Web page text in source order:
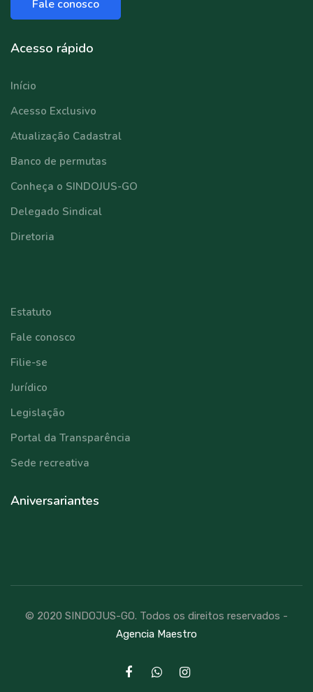
Fale conosco
Acesso rápido
Início
Acesso Exclusivo
Atualização Cadastral
Banco de permutas
Conheça o SINDOJUS-GO
Delegado Sindical
Diretoria
Estatuto
Fale conosco
Filie-se
Jurídico
Legislação
Portal da Transparência
Sede recreativa
Aniversariantes
© 2020 SINDOJUS-GO. Todos os direitos reservados -
Agencia Maestro